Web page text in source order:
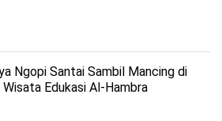
Ngopi Santai Sambil Mancing di
Wisata Edukasi Al-Hambra